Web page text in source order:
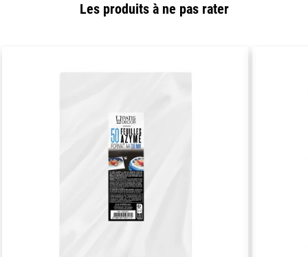
Les produits à ne pas rater